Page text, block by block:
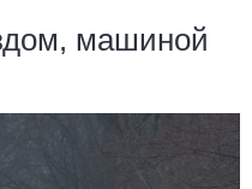
машиной